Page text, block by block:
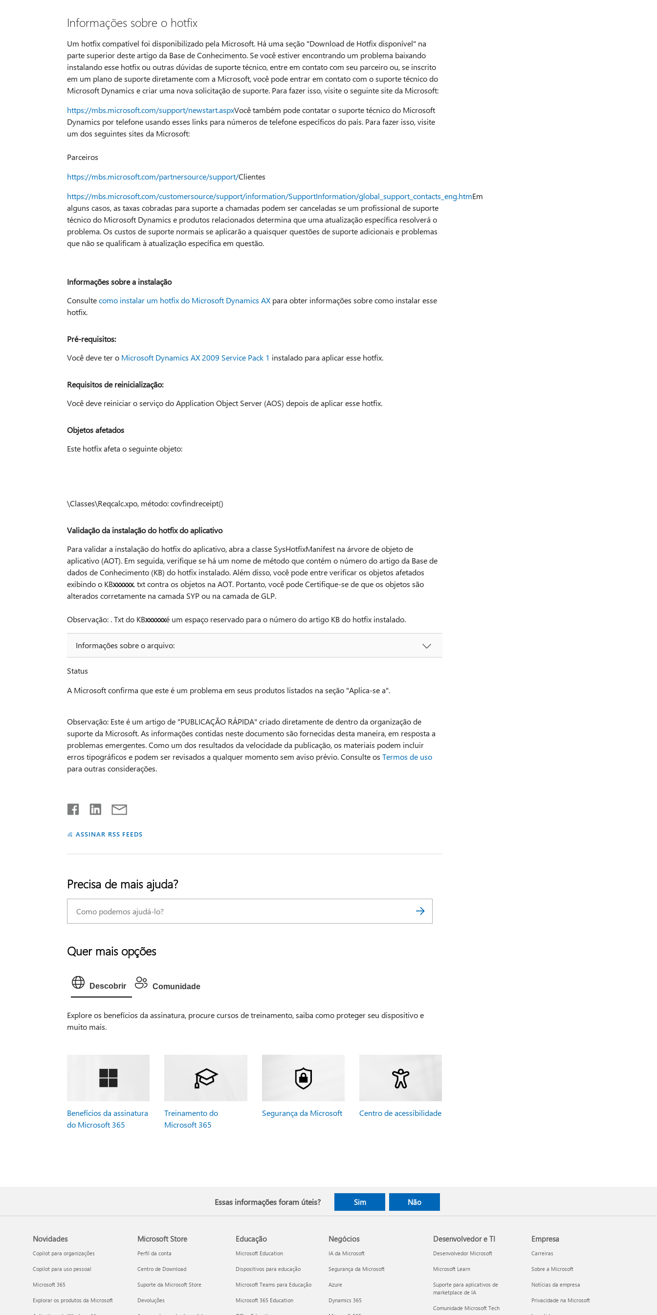
Informações sobre o hotfix
Um hotfix compatível foi disponibilizado pela Microsoft. Há uma seção "Download de Hotfix disponível" na
parte superior deste artigo da Base de Conhecimento. Se você estiver encontrando um problema baixando
instalando esse hotfix ou outras dúvidas de suporte técnico, entre em contato com seu parceiro ou, se inscrito
em um plano de suporte diretamente com a Microsoft, você pode entrar em contato com o suporte técnico do
Microsoft Dynamics e criar uma nova solicitação de suporte. Para fazer isso, visite o seguinte site da Microsoft:
https://mbs.microsoft.com/support/newstart.aspxVocê também pode contatar o suporte técnico do Microsoft
Dynamics por telefone usando esses links para números de telefone específicos do país. Para fazer isso, visite
um dos seguintes sites da Microsoft:
Parceiros
https://mbs.microsoft.com/partnersource/support/Clientes
https://mbs.microsoft.com/customersource/support/information/SupportInformation/global_support_contacts_eng.htmEm
alguns casos, as taxas cobradas para suporte a chamadas podem ser canceladas se um profissional de suporte
técnico do Microsoft Dynamics e produtos relacionados determina que uma atualização específica resolverá o
problema. Os custos de suporte normais se aplicarão a quaisquer questões de suporte adicionais e problemas
que não se qualificam à atualização específica em questão.
Informações sobre a instalação
Consultecomo instalar um hotfix do Microsoft Dynamics AXpara obter informações sobre como instalar esse
hotfix.
Pré-requisitos:
Você deve ter o Microsoft Dynamics AX 2009 Service Pack 1 instalado para aplicar esse hotfix.
Requisitos de reinicialização:
Você deve reiniciar o serviço do Application Object Server (AOS) depois de aplicar esse hotfix.
Objetos afetados
Este hotfix afeta o seguinte objeto:
\Classes\Reqcalc.xpo, método: covfindreceipt()
Validação da instalação do hotfix do aplicativo
Para validar a instalação do hotfix do aplicativo, abra a classe SysHotfixManifest na árvore de objeto de
aplicativo (AOT). Em seguida, verifique se há um nome de método que contém o número do artigo da Base de
dados de Conhecimento (KB) do hotfix instalado. Além disso, você pode entre verificar os objetos afetados
exibindo o KBxxxxxx. txt contra os objetos na AOT. Portanto, você pode Certifique-se de que os objetos são
alterados corretamente na camada SYP ou na camada de GLP.
Observação: . Txt do KBxxxxxxé um espaço reservado para o número do artigo KB do hotfix instalado.
Informações sobre o arquivo:
Status
A Microsoft confirma que este é um problema em seus produtos listados na seção "Aplica-se a".
Observação: Este é um artigo de "PUBLICAÇÃO RÁPIDA" criado diretamente de dentro da organização de
suporte da Microsoft. As informações contidas neste documento são fornecidas desta maneira, em resposta a
problemas emergentes. Como um dos resultados da velocidade da publicação, os materiais podem incluir
erros tipográficos e podem ser revisados a qualquer momento sem aviso prévio. Consulte os Termos de uso
para outras considerações.
ASSINAR RSS FEEDS
Precisa de mais ajuda?
Quer mais opções
Descobrir Comunidade
Explore os benefícios da assinatura, procure cursos de treinamento, saiba como proteger seu dispositivo e
muito mais.
Benefícios da assinatura
do Microsoft 365
Treinamento do
Microsoft 365
Segurança da Microsoft Centro de acessibilidade
Essas informações foram úteis? Sim Não
Novidades
Copilot para organizações
Copilot para uso pessoal
Microsoft 365
Explorar os produtos da Microsoft
Microsoft Store
Perfil da conta
Centro de Download
Suporte da Microsoft Store
Devoluções
Educação
Microsoft Education
Dispositivos para educação
Microsoft Teams para Educação
Microsoft 365 Education
Negócios
IA da Microsoft
Segurança da Microsoft
Azure
Dynamics 365
Desenvolvedor e TI
Desenvolvedor Microsoft
Microsoft Learn
Suporte para aplicativos de
marketplace de IA
Comunidade Microsoft Tech
Empresa
Carreiras
Sobre a Microsoft
Notícias da empresa
Privacidade na Microsoft